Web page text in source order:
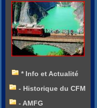
* Info et Actualité
- Historique du CFM
- AMFG